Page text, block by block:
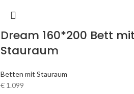
Dream 160*200 Bett mit
Stauraum
Betten mit Stauraum
€ 1.099